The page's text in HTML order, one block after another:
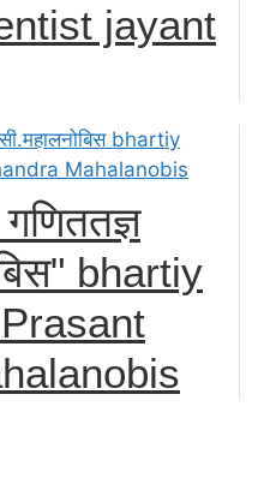
jayant
गणिततज्ञ
bhartiy